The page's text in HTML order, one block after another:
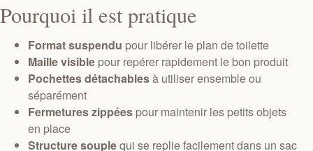
Pourquoi il est pratique
Format suspendu pour libérer le plan de toilette
Maille visible pour repérer rapidement le bon produit
Pochettes détachablesà utiliser ensemble ou
séparément
Fermetures zippées pour maintenir les petits objets
en place
Structure souplequi se replie facilement dans un sac